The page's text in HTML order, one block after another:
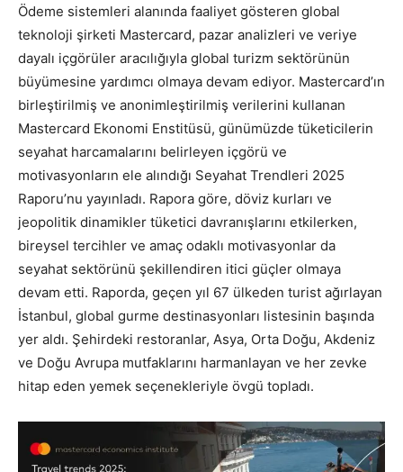
Ödeme sistemleri alanında faaliyet gösteren global
teknoloji şirketi Mastercard, pazar analizleri ve veriye
dayalı içgörüler aracılığıyla global turizm sektörünün
büyümesine yardımcı olmaya devam ediyor. Mastercard’ın
birleştirilmiş ve anonimleştirilmiş verilerini kullanan
Mastercard Ekonomi Enstitüsü, günümüzde tüketicilerin
seyahat harcamalarını belirleyen içgörü ve
motivasyonların ele alındığı Seyahat Trendleri 2025
Raporu’nu yayınladı. Rapora göre, döviz kurları ve
jeopolitik dinamikler tüketici davranışlarını etkilerken,
bireysel tercihler ve amaç odaklı motivasyonlar da
seyahat sektörünü şekillendiren itici güçler olmaya
devam etti. Raporda, geçen yıl 67 ülkeden turist ağırlayan
İstanbul, global gurme destinasyonları listesinin başında
yer aldı. Şehirdeki restoranlar, Asya, Orta Doğu, Akdeniz
ve Doğu Avrupa mutfaklarını harmanlayan ve her zevke
hitap eden yemek seçenekleriyle övgü topladı.